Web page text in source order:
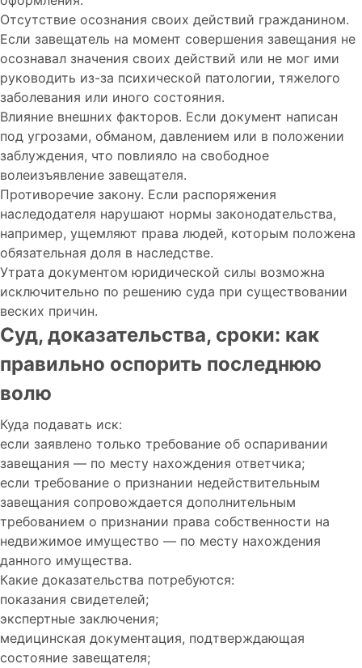
Отсутствие осознания своих действий гражданином.
Если завещатель на момент совершения завещания не
осознавал значения своих действий или не мог ими
руководить из-за психической патологии, тяжелого
заболевания или иного состояния.
Влияние внешних факторов. Если документ написан
под угрозами, обманом, давлением или в положении
заблуждения, что повлияло на свободное
волеизъявление завещателя.
Противоречие закону. Если распоряжения
наследодателя нарушают нормы законодательства,
например, ущемляют права людей, которым положена
обязательная доля в наследстве.
Утрата документом юридической силы возможна
исключительно по решению суда при существовании
веских причин.
Суд, доказательства, сроки: как
правильно оспорить последнюю
волю
Куда подавать иск:
если заявлено только требование об оспаривании
завещания — по месту нахождения ответчика;
если требование о признании недействительным
завещания сопровождается дополнительным
требованием о признании права собственности на
недвижимое имущество — по месту нахождения
данного имущества.
Какие доказательства потребуются:
показания свидетелей;
экспертные заключения;
медицинская документация, подтверждающая
состояние завещателя;